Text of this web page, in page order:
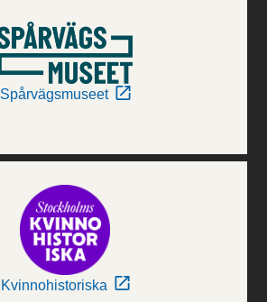
Spårvägsmuseet
Kvinnohistoriska